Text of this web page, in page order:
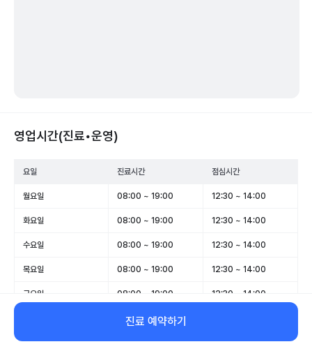
영업시간(진료•운영)
요일 진료시간 점심시간
월요일 08:00 ~ 19:00 12:30 ~ 14:00
화요일 08:00 ~ 19:00 12:30 ~ 14:00
수요일 08:00 ~ 19:00 12:30 ~ 14:00
목요일 08:00 ~ 19:00 12:30 ~ 14:00
금요일 08:00 ~ 19:00 12:30 ~ 14:00
08:00 ~ 13:30
일요일 휴무 -
진료 예약하기